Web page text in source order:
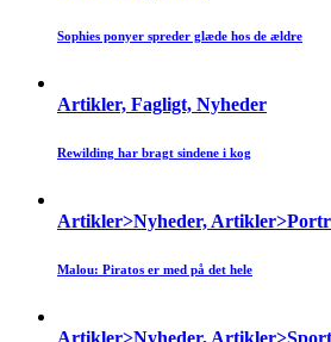
Sophies ponyer spreder glæde hos de ældre
Artikler, Fagligt, Nyheder
Rewilding har bragt sindene i kog
Artikler>Nyheder,
Malou: Piratos er med på det hele